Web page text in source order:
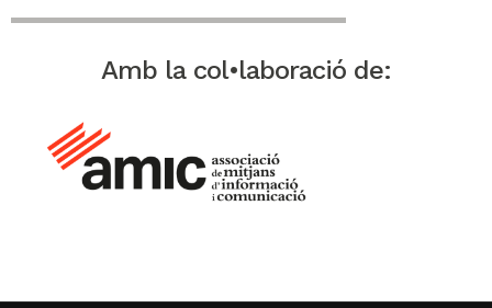
Amb la col•laboració de: